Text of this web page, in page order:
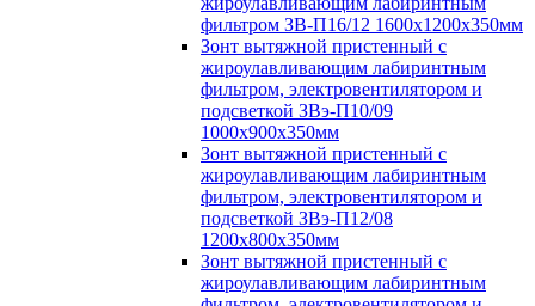
фильтром ЗВ-П16/12 1600х1200х350мм
Зонт вытяжной пристенный с
жироулавливающим лабиринтным
фильтром, электровентилятором и
подсветкой ЗВэ-П10/09
1000х900х350мм
Зонт вытяжной пристенный с
жироулавливающим лабиринтным
фильтром, электровентилятором и
подсветкой ЗВэ-П12/08
1200х800х350мм
Зонт вытяжной пристенный с
жироулавливающим лабиринтным